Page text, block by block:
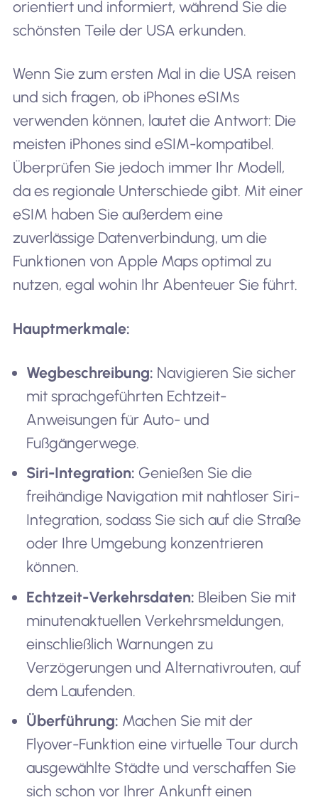
orientiert und informiert, während Sie die
schönsten Teile der USA erkunden.
Wenn Sie zum ersten Mal in die USA reisen
und sich fragen, ob iPhones eSIMs
verwenden können, lautet die Antwort: Die
meisten iPhones sind eSIM-kompatibel.
Überprüfen Sie jedoch immer Ihr Modell,
da es regionale Unterschiede gibt. Mit einer
eSIM haben Sie außerdem eine
zuverlässige Datenverbindung, um die
Funktionen von Apple Maps optimal zu
nutzen, egal wohin Ihr Abenteuer Sie führt.
Hauptmerkmale:
Wegbeschreibung: Navigieren Sie sicher
mit sprachgeführten Echtzeit-
Anweisungen für Auto- und
Fußgängerwege.
Siri-Integration: Genießen Sie die
freihändige Navigation mit nahtloser Siri-
Integration, sodass Sie sich auf die Straße
oder Ihre Umgebung konzentrieren
können.
Echtzeit-Verkehrsdaten: Bleiben Sie mit
minutenaktuellen Verkehrsmeldungen,
einschließlich Warnungen zu
Verzögerungen und Alternativrouten, auf
dem Laufenden.
Überführung: Machen Sie mit der
Flyover-Funktion eine virtuelle Tour durch
ausgewählte Städte und verschaffen Sie
sich schon vor Ihrer Ankunft einen